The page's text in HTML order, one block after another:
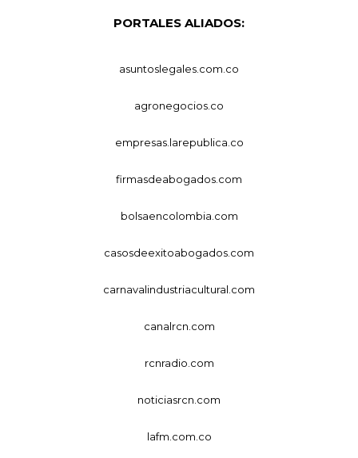
PORTALES ALIADOS:
asuntoslegales.com.co
agronegocios.co
empresas.larepublica.co
firmasdeabogados.com
bolsaencolombia.com
casosdeexitoabogados.com
carnavalindustriacultural.com
canalrcn.com
rcnradio.com
noticiasrcn.com
lafm.com.co